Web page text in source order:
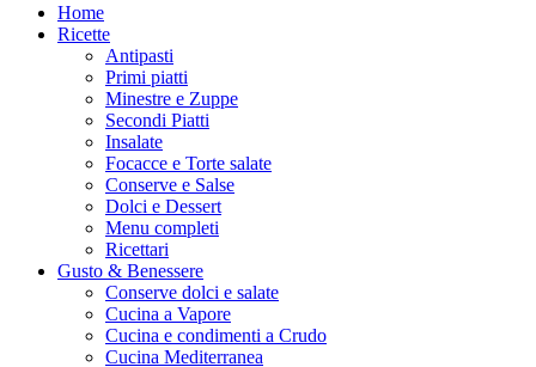
Home
Ricette
Antipasti
Primi piatti
Minestre e Zuppe
Secondi Piatti
Insalate
Focacce e Torte salate
Conserve e Salse
Dolci e Dessert
Menu completi
Ricettari
Gusto & Benessere
Conserve dolci e salate
Cucina a Vapore
Cucina e condimenti a Crudo
Cucina Mediterranea